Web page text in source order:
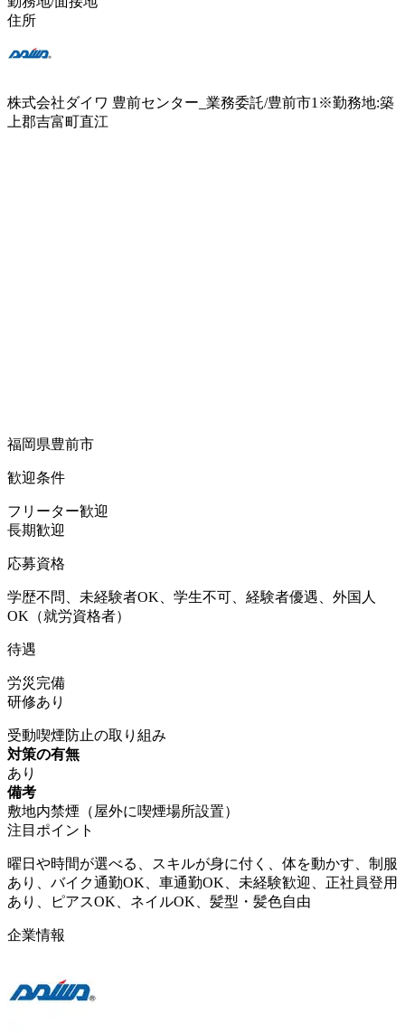
住所
株式会社ダイワ 豊前センター_業務委託/豊前市1※勤務地:築
上郡吉富町直江
福岡県豊前市
歓迎条件
フリーター歓迎
長期歓迎
応募資格
学歴不問、未経験者OK、学生不可、経験者優遇、外国人
OK（就労資格者）
待遇
労災完備
研修あり
受動喫煙防止の取り組み
対策の有無
あり
備考
敷地内禁煙（屋外に喫煙場所設置）
注目ポイント
曜日や時間が選べる、スキルが身に付く、体を動かす、制服
あり、バイク通勤OK、車通勤OK、未経験歓迎、正社員登用
あり、ピアスOK、ネイルOK、髪型・髪色自由
企業情報